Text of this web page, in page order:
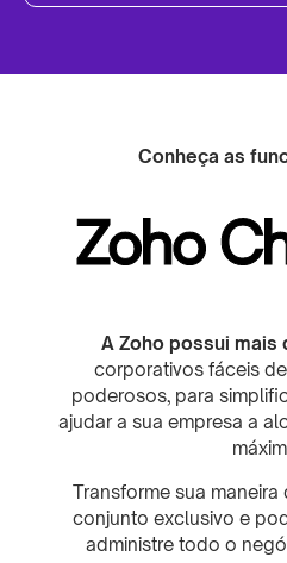
Conheça as
Zoho
A Zoho possui
corporativos fáceis
poderosos, para
ajudar a sua empresa a
Transforme sua
conjunto exclusivo e
administre todo o